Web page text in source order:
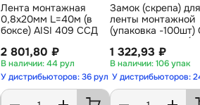
Лента монтажная
0,8х20мм L=40м (в
боксе) AISI 409 ССД
2 801,80 ₽
44 рул
У дистрибьюторов: 36 рул
Замок (скрепа) для
ленты монтажной
(упаковка -
бугель НС-20-Т
1 322,93 ₽
106 упак
У дистрибьюторов: